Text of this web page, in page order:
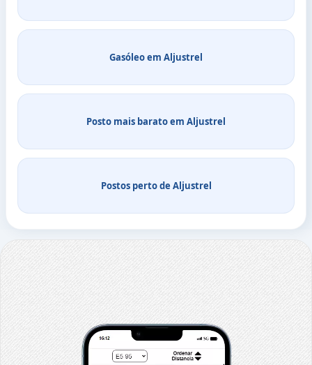
Gasóleo em Aljustrel
Posto mais barato em Aljustrel
Postos perto de Aljustrel